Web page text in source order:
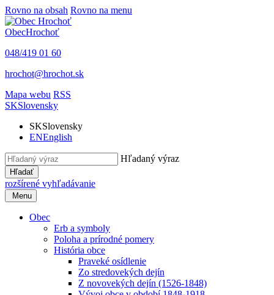
Rovno na obsah Rovno na menu
ObecHrochoť
048/419 01 60
hrochot@hrochot.sk
Mapa webu RSS
SKSlovensky
SKSlovensky
ENEnglish
Hľadaný výraz
Hľadať
rozšírené vyhľadávanie
Menu
Obec
Erb a symboly
Poloha a prírodné pomery
História obce
Praveké osídlenie
Zo stredovekých dejín
Z novovekých dejín (1526-1848)